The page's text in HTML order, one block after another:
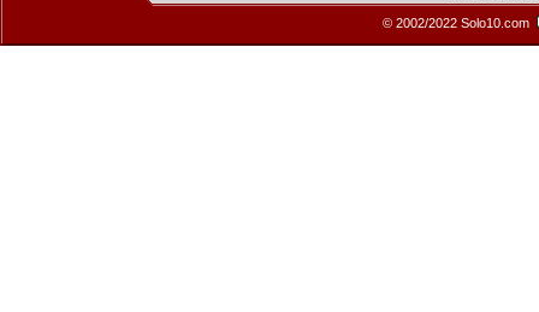
© 2002/2022 Solo10.com